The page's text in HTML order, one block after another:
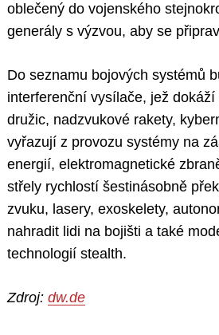
oblečený do vojenského
generály s výzvou, aby se
Do seznamu bojových systémů
interferenční vysílače, jež
družic, nadzvukové rakety,
vyřazují z provozu systémy na
energií, elektromagnetické
střely rychlostí šestinásobně
zvuku, lasery, exoskelety,
nahradit lidi na bojišti a také
technologií stealth.
Zdroj: dw.de